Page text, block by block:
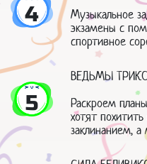
4
Музыкальное
экзамены с
спортивное
5
ВЕДЬМЫ
Раскроем
хотят
заклинанием,